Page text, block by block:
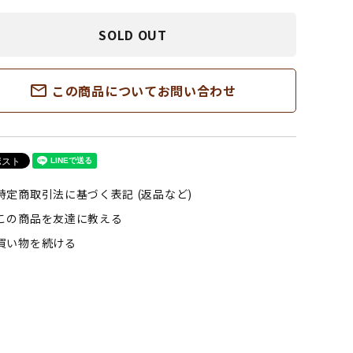
SOLD OUT
mail_outline この商品についてお問い合わせ
定商取引法に基づく表記 (返品など)
の商品を友達に教える
い物を続ける